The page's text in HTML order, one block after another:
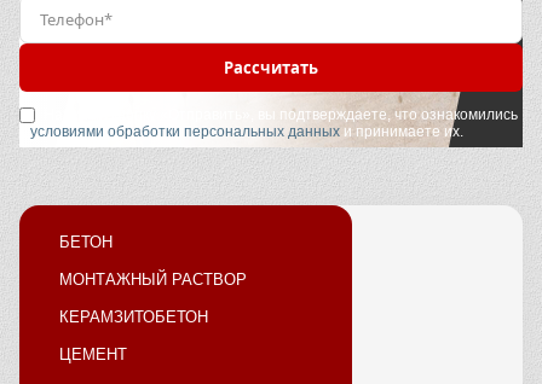
Рассчитать
Нажимая кнопку «Отправить», вы подтверждаете, что ознакомились
условиями обработки персональных данных и принимаете их.
БЕТОН
МОНТАЖНЫЙ РАСТВОР
КЕРАМЗИТОБЕТОН
ЦЕМЕНТ